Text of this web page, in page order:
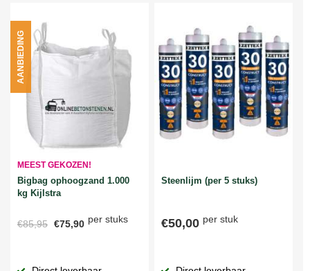
MEEST GEKOZEN!
Bigbag ophoogzand 1.000
kg Kijlstra
€85,95 €75,90 per stuks
AANBIEDING
Steenlijm (per 5 stuks)
€50,00 per stuk